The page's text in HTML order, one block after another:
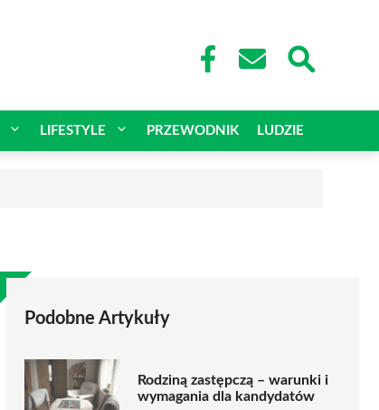
LIFESTYLE PRZEWODNIK LUDZIE
Podobne Artykuły
Rodziną zastępczą – warunki i
wymagania dla kandydatów